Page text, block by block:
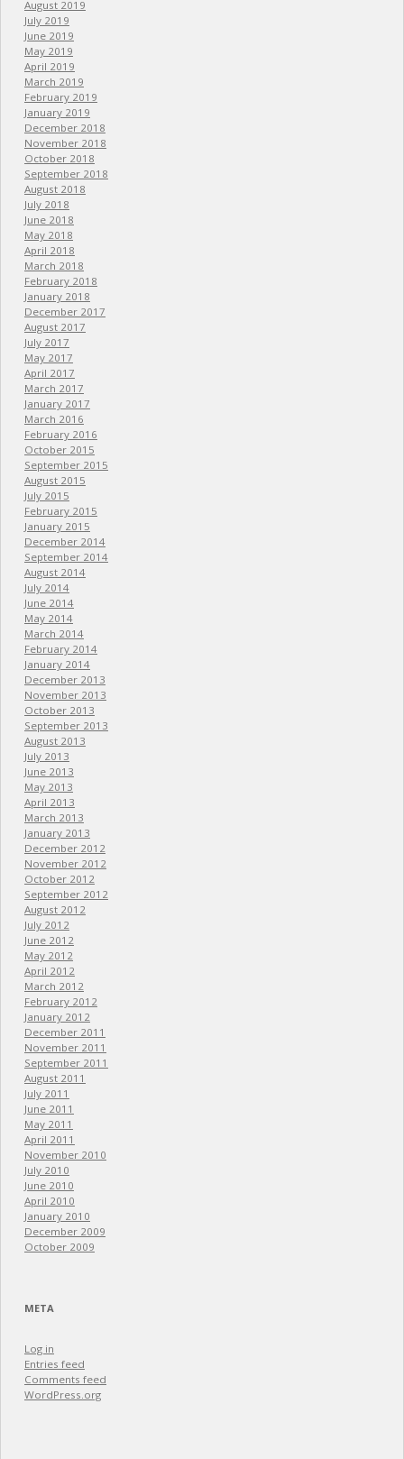
August 2019
July 2019
June 2019
May 2019
April 2019
March 2019
February 2019
January 2019
December 2018
November 2018
October 2018
September 2018
August 2018
July 2018
June 2018
May 2018
April 2018
March 2018
February 2018
January 2018
December 2017
August 2017
July 2017
May 2017
April 2017
March 2017
January 2017
March 2016
February 2016
October 2015
September 2015
August 2015
July 2015
February 2015
January 2015
December 2014
September 2014
August 2014
July 2014
June 2014
May 2014
March 2014
February 2014
January 2014
December 2013
November 2013
October 2013
September 2013
August 2013
July 2013
June 2013
May 2013
April 2013
March 2013
January 2013
December 2012
November 2012
October 2012
September 2012
August 2012
July 2012
June 2012
May 2012
April 2012
March 2012
February 2012
January 2012
December 2011
November 2011
September 2011
August 2011
July 2011
June 2011
May 2011
April 2011
November 2010
July 2010
June 2010
April 2010
January 2010
December 2009
October 2009
META
Log in
Entries feed
Comments feed
WordPress.org